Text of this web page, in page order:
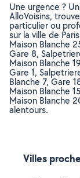
Une urgence ?
AlloVoisins,
particulier ou
sur la ville de
Maison Blanche
Gare 8,
Maison Blanche
Gare 1,
Blanche 7, Gare
Maison Blanche
Maison Blanche
alentours.
Villes